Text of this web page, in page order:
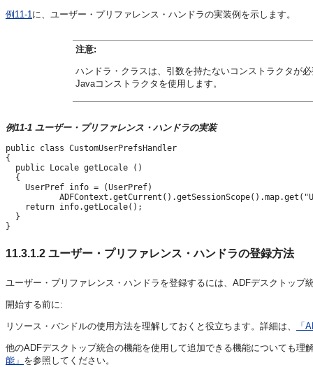
例11-1 に、ユーザー・プリファレンス・ハンドラの実装例を示します。
注意:
ハンドラ・クラスは、引数を持たないコンストラクタが
Javaコンストラクタを使用します。
例11-1 ユーザー・プリファレンス・ハンドラの実装
public class CustomUserPrefsHandler
{
  public Locale getLocale ()
  {
    UserPref info = (UserPref)
    return info.getLocale();
  }
}
11.3.1.2 ユーザー・プリファレンス・ハンドラの登録方法
ユーザー・プリファレンス・ハンドラを登録するには、ADFデスクトップ
開始する前に:
リソース・バンドルの使用方法を理解しておくと役立ちます。詳細は、 「
他のADFデスクトップ統合の機能を使用して追加できる機能についても理
能」 を参照してください。